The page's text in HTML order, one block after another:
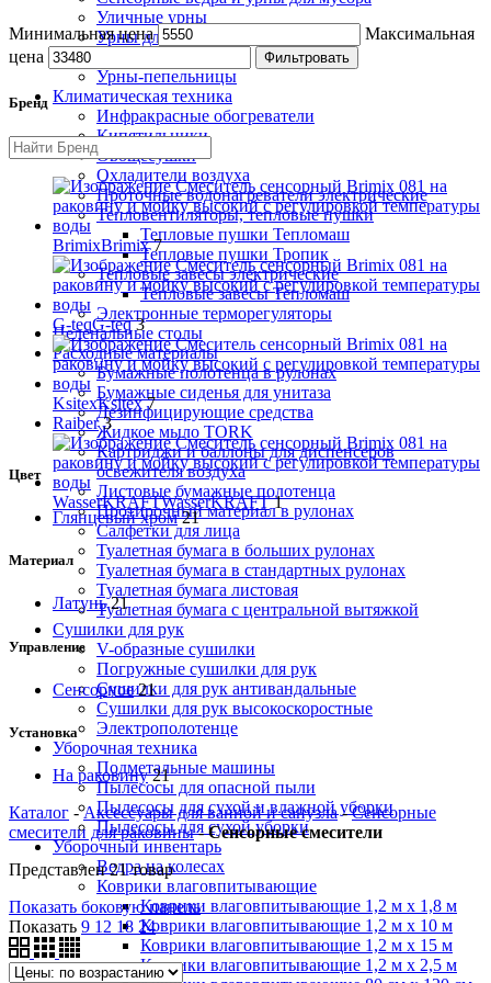
Уличные урны
Урны для бумаги
Урны-пепельницы
Климатическая техника
Инфракрасные обогреватели
Кипятильники
Овощесушки
Охладители воздуха
Проточные водонагреватели электрические
Тепловентиляторы, тепловые пушки
Тепловые пушки Тепломаш
Тепловые пушки Тропик
Тепловые завесы электрические
Тепловые завесы Тепломаш
Электронные терморегуляторы
Пеленальные столы
Расходные материалы
Бумажные полотенца в рулонах
Бумажные сиденья для унитаза
Дезинфицирующие средства
Жидкое мыло TORK
Картриджи и баллоны для диспенсеров
освежителя воздуха
Листовые бумажные полотенца
Протирочный материал в рулонах
Салфетки для лица
Туалетная бумага в больших рулонах
Туалетная бумага в стандартных рулонах
Туалетная бумага листовая
Туалетная бумага с центральной вытяжкой
Сушилки для рук
V-образные сушилки
Погружные сушилки для рук
Сушилки для рук антивандальные
Сушилки для рук высокоскоростные
Электрополотенце
Уборочная техника
Подметальные машины
Пылесосы для опасной пыли
Пылесосы для сухой и влажной уборки
Пылесосы для сухой уборки
Уборочный инвентарь
Ведра на колесах
Коврики влаговпитывающие
Коврики влаговпитывающие 1,2 м х 1,8 м
Коврики влаговпитывающие 1,2 м х 10 м
Коврики влаговпитывающие 1,2 м х 15 м
Коврики влаговпитывающие 1,2 м х 2,5 м
Минимальная цена
Максимальная
цена
Фильтровать
Бренд
BrimixBrimix 7
G-teqG-teq 3
KsitexKsitex 7
Raiber 3
WasserKRAFTWasserKRAFT 1
Цвет
Глянцевый хром 21
Материал
Латунь 21
Управление
Сенсорное 21
Установка
На раковину 21
Каталог -Аксессуары для ванной и санузла-Сенсорные
смесители для раковины-Сенсорные смесители
Представлен 21 товар
Показать боковую панель
Показать 9 12 18 24